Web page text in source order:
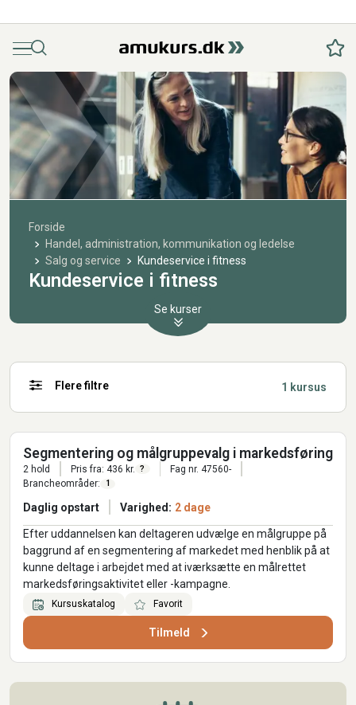
MenuSøg
Forside
Handel, administration, kommunikation og ledelse
Salg og service
Kundeservice i fitness
Kundeservice i fitness
Se kurser
Flere filtre 1 kursus
Segmentering og målgruppevalg i markedsføring
2 hold Pris fra: 436 kr. ?
Fag nr. 47560-
Brancheområder:
1
Daglig opstart Varighed: 2 dage
Efter uddannelsen kan deltageren udvælge en målgruppe på
baggrund af en segmentering af markedet med henblik på at
kunne deltage i arbejdet med at iværksætte en målrettet
markedsføringsaktivitet eller -kampagne.
Kursuskatalog Favorit
Tilmeld